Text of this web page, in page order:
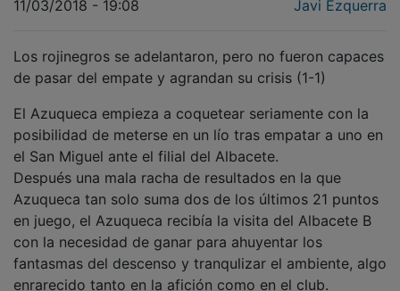
de pasar del empate y agrandan su crisis (1-1)
posibilidad de meterse en un lío tras empatar a uno en
el San Miguel ante el filial del Albacete.
Después una mala racha de resultados en la que
Azuqueca tan solo suma dos de los últimos 21 puntos
en juego, el Azuqueca recibía la visita del Albacete B
con la necesidad de ganar para ahuyentar los
fantasmas del descenso y tranqulizar el ambiente, algo
enrarecido tanto en la afición como en el club.